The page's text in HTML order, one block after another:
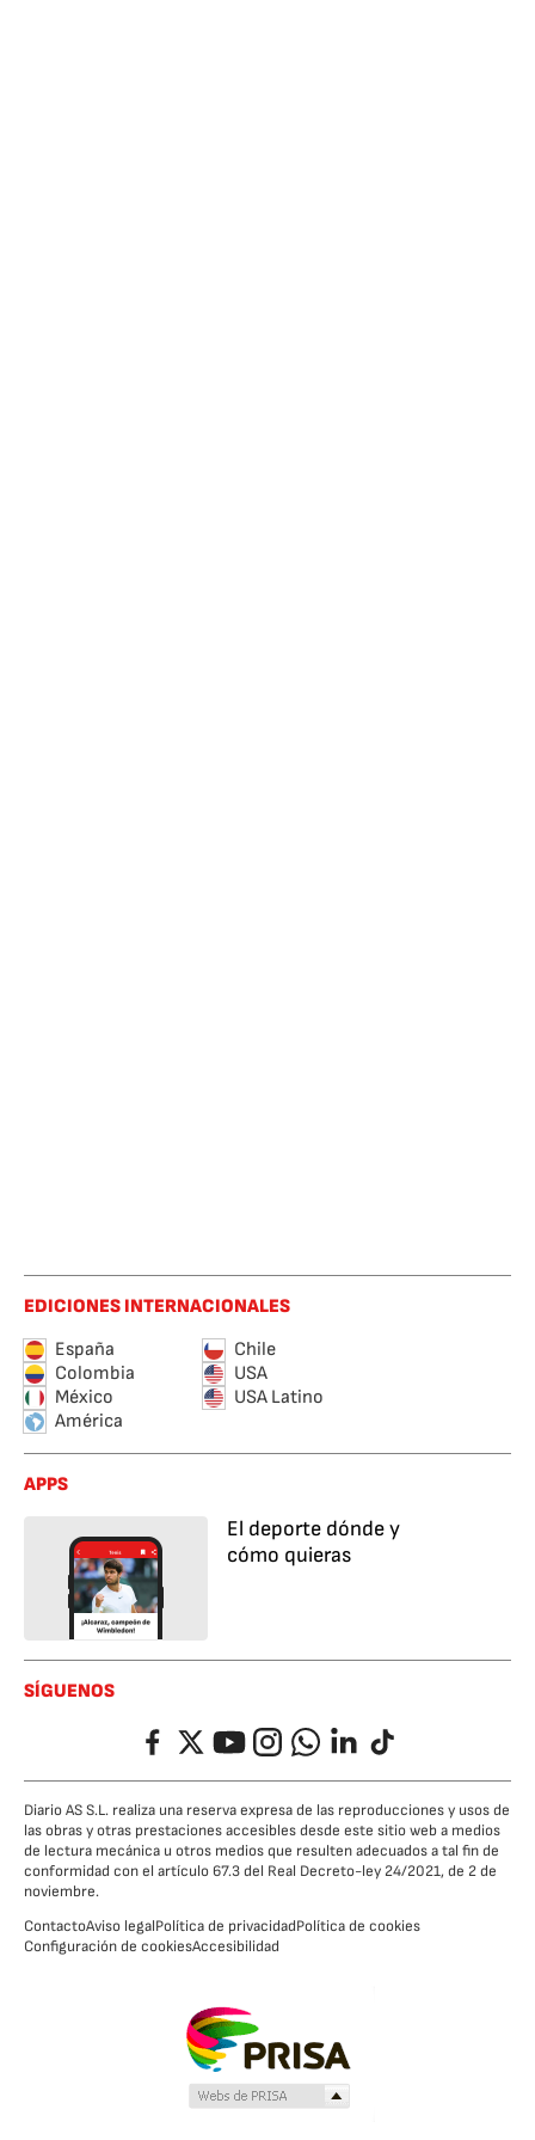
EDICIONES INTERNACIONALES
España
Chile
Colombia
USA
México
USA Latino
América
APPS
El deporte dónde y
cómo quieras
SÍGUENOS
FacebookTwitterYouTubeInstagramWhatsappLinkedIn
TikTok
Diario AS S.L. realiza una reserva expresa de las reproducciones y usos de
las obras y otras prestaciones accesibles desde este sitio web a medios
de lectura mecánica u otros medios que resulten adecuados a tal fin de
conformidad con el artículo 67.3 del Real Decreto-ley 24/2021, de 2 de
noviembre.
ContactoAviso legalPolítica de privacidadPolítica de cookies
Configuración de cookiesAccesibilidad